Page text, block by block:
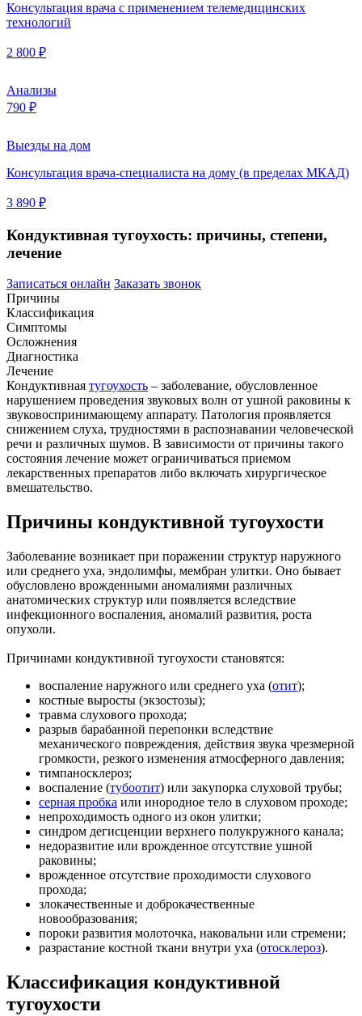
Консультация врача с применением телемедицинских
технологий
2 800 ₽
Анализы
790 ₽
Выезды на дом
Консультация врача-специалиста на дому (в пределах МКАД)
3 890 ₽
Кондуктивная тугоухость: причины, степени,
лечение
Записаться онлайн Заказать звонок
Причины
Классификация
Симптомы
Осложнения
Диагностика
Лечение
Кондуктивная тугоухость – заболевание, обусловленное
нарушением проведения звуковых волн от ушной раковины к
звуковоспринимающему аппарату. Патология проявляется
снижением слуха, трудностями в распознавании человеческой
речи и различных шумов. В зависимости от причины такого
состояния лечение может ограничиваться приемом
лекарственных препаратов либо включать хирургическое
вмешательство.
Причины кондуктивной тугоухости
Заболевание возникает при поражении структур наружного
или среднего уха, эндолимфы, мембран улитки. Оно бывает
обусловлено врожденными аномалиями различных
анатомических структур или появляется вследствие
инфекционного воспаления, аномалий развития, роста
опухоли.
Причинами кондуктивной тугоухости становятся:
воспаление наружного или среднего уха (отит);
костные выросты (экзостозы);
травма слухового прохода;
разрыв барабанной перепонки вследствие
механического повреждения, действия звука чрезмерной
громкости, резкого изменения атмосферного давления;
тимпаносклероз;
воспаление (тубоотит) или закупорка слуховой трубы;
серная пробка или инородное тело в слуховом проходе;
непроходимость одного из окон улитки;
синдром дегисценции верхнего полукружного канала;
недоразвитие или врожденное отсутствие ушной
раковины;
врожденное отсутствие проходимости слухового
прохода;
злокачественные и доброкачественные
новообразования;
пороки развития молоточка, наковальни или стремени;
разрастание костной ткани внутри уха (отосклероз).
Классификация кондуктивной
тугоухости